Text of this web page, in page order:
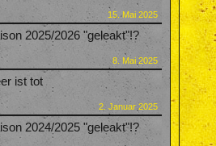
15. Mai 2025
2025/2026 "geleakt"!?
8. Mai 2025
ist tot
2. Januar 2025
2024/2025 "geleakt"!?